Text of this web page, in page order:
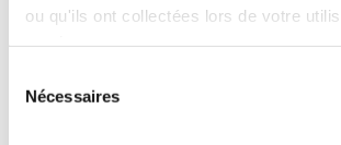
ou qu'ils ont collectées lors de votre
Nécessaires